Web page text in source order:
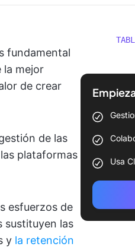
fundamental
la mejor
de crear
de las
plataformas
esfuerzos de
sustituyen las
y la retención
Usa